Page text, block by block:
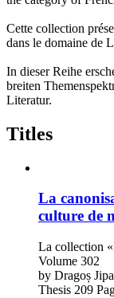
Cette collection
dans le domaine de
In dieser Reihe
breiten
Literatur.
Titles
La
culture de
La collection
Volume 302
by Dragoș
Thesis 209